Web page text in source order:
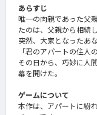
あらすじ
唯一の肉親であった父
たのは、父親から相続
突然、大家となったあ
「君のアパートの住人
その日から、巧妙に人
幕を開けた。
ゲームについて
本作は、アパートに紛